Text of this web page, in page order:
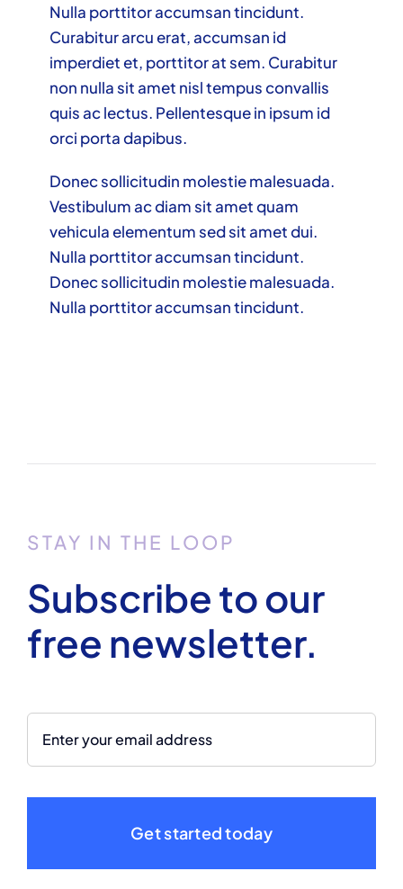
Nulla porttitor accumsan tincidunt.
Curabitur arcu erat, accumsan id
imperdiet et, porttitor at sem. Curabitur
non nulla sit amet nisl tempus convallis
quis ac lectus. Pellentesque in ipsum id
orci porta dapibus.
Donec sollicitudin molestie malesuada.
Vestibulum ac diam sit amet quam
vehicula elementum sed sit amet dui.
Nulla porttitor accumsan tincidunt.
Donec sollicitudin molestie malesuada.
Nulla porttitor accumsan tincidunt.
STAY IN THE LOOP
Subscribe to our
free newsletter.
Get started today